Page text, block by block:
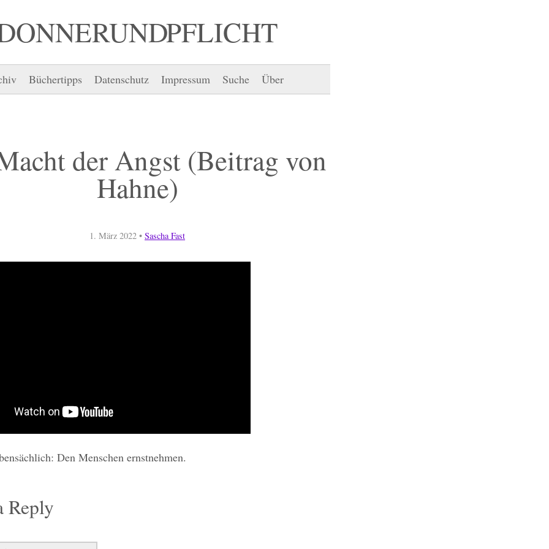
UND PFLICHT
Büchertipps Datenschutz Impressum Suche Über
der Angst (Beitrag von
Hahne)
1. März 2022 • Sascha Fast
Den Menschen ernstnehmen.
Reply